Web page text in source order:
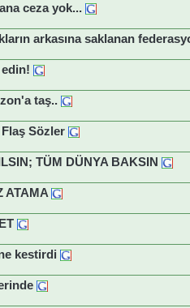
ceza yok...
arkasına saklanan
taş..
Flaş Sözler
TÜM DÜNYA BAKSIN
ATAMA
kestirdi